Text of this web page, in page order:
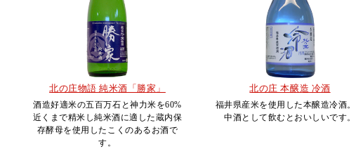
北の庄物語 純米酒「勝家」
酒造好適米の五百万石と神力米を60%
近くまで精米し純米酒に適した蔵内保
存酵母を使用したこくのあるお酒で
す。
北の庄 本醸造 冷酒
福井県産米を使用した本醸造冷酒
中酒として飲むとおいしいです。